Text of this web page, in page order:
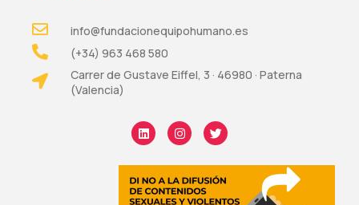
info@fundacionequipohumano.es
(+34) 963 468 580
Carrer de Gustave Eiffel, 3 · 46980 · Paterna
(Valencia)